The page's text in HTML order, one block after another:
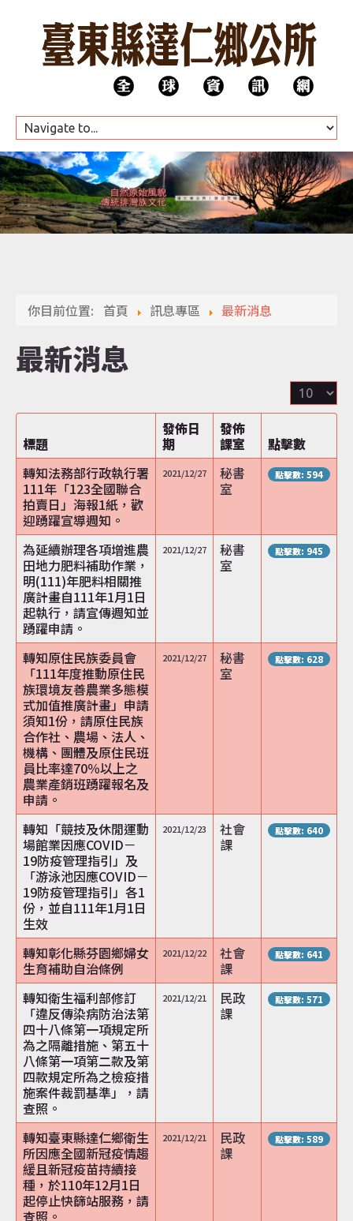
HOME
公所團隊
代表會
訊息專區
便民服務
資訊公開
民意交流
你目前位置: 首頁 訊息專區 最新消息
最新消息
顯
示
目
標題
發佈日
期
發佈
課室
點擊數
轉知法務部行政執行署
111年「123全國聯合
拍賣日」海報1紙，歡
迎踴躍宣導週知。
2021/12/27
秘書
室
點擊數: 594
為延續辦理各項增進農
田地力肥料補助作業，
明(111)年肥料相關推
廣計畫自111年1月1日
起執行，請宣傳週知並
踴躍申請。
2021/12/27
秘書
室
點擊數: 945
轉知原住民族委員會
「111年度推動原住民
族環境友善農業多態模
式加值推廣計畫」申請
須知1份，請原住民族
合作社、農場、法人、
機構、團體及原住民班
員比率達70％以上之
農業產銷班踴躍報名及
申請。
2021/12/27
秘書
室
點擊數: 628
轉知「競技及休閒運動
場館業因應COVID－
19防疫管理指引」及
「游泳池因應COVID－
19防疫管理指引」各1
份，並自111年1月1日
生效
2021/12/23
社會
課
點擊數: 640
轉知彰化縣芬園鄉婦女
生育補助自治條例
2021/12/22
社會
課
點擊數: 641
轉知衛生福利部修訂
「違反傳染病防治法第
四十八條第一項規定所
為之隔離措施、第五十
八條第一項第二款及第
四款規定所為之檢疫措
施案件裁罰基準」，請
查照。
2021/12/21
民政
課
點擊數: 571
轉知臺東縣達仁鄉衛生
所因應全國新冠疫情趨
緩且新冠疫苗持續接
種，於110年12月1日
起停止快篩站服務，請
查照。
2021/12/21
民政
課
點擊數: 589